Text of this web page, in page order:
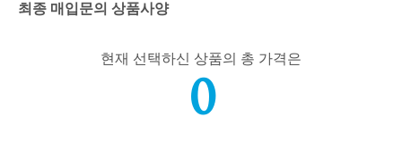
최종 매입문의 상품사양
현재 선택하신 상품의 총 가격은
0